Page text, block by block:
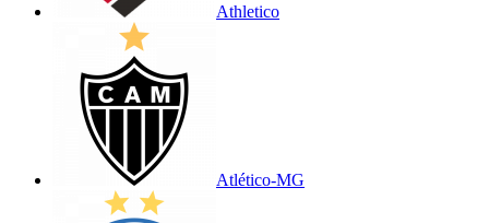
Athletico
Atlético-MG